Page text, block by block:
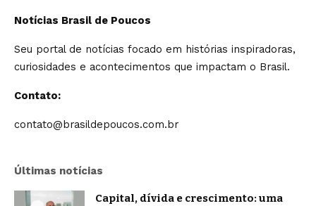
Notícias Brasil de Poucos
Seu portal de notícias focado em histórias inspiradoras,
curiosidades e acontecimentos que impactam o Brasil.
Contato:
contato@brasildepoucos.com.br
Últimas notícias
Capital, dívida e crescimento: uma